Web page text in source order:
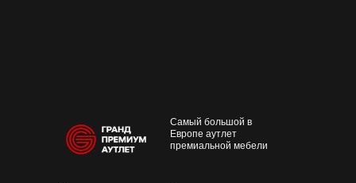
Самый большой в
Европе аутлет
премиальной мебели